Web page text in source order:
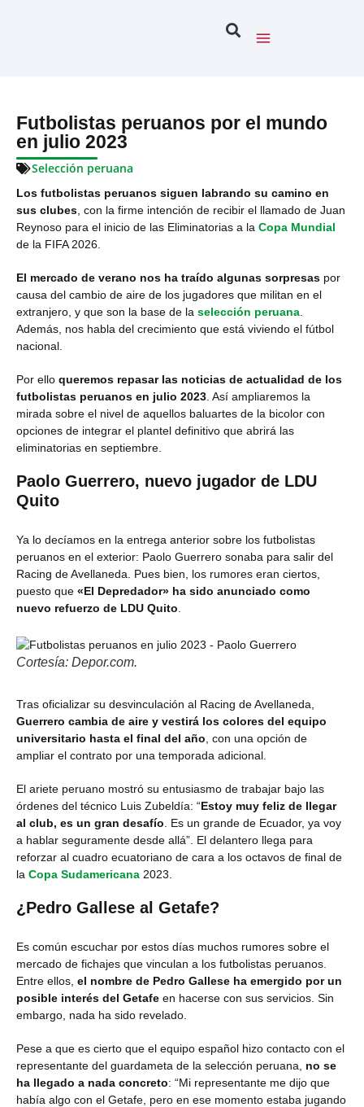
Futbolistas peruanos por el mundo
en julio 2023
Selección peruana
Los futbolistas peruanos siguen labrando su camino en
sus clubes , con la firme intención de recibir el llamado de Juan
Reynoso para el inicio de las Eliminatorias a la Copa Mundial
de la FIFA 2026.
El mercado de verano nos ha traído algunas sorpresas por
causa del cambio de aire de los jugadores que militan en el
extranjero, y que son la base de la selección peruana
Además, nos habla del crecimiento que está viviendo el fútbol
nacional.
Por ello queremos repasar las noticias de actualidad de los
futbolistas peruanos en julio 2023 . Así ampliaremos la
mirada sobre el nivel de aquellos baluartes de la bicolor con
opciones de integrar el plantel definitivo que abrirá las
eliminatorias en septiembre.
Paolo Guerrero, nuevo jugador de LDU
Quito
Ya lo decíamos en la entrega anterior sobre los futbolistas
peruanos en el exterior: Paolo Guerrero sonaba para salir del
Racing de Avellaneda. Pues bien, los rumores eran ciertos,
puesto que «El Depredador» ha sido anunciado como
nuevo refuerzo de LDU Quito
Cortesía: Depor.com.
Tras oficializar su desvinculación al Racing de Avellaneda,
Guerrero cambia de aire y vestirá los colores del equipo
universitario hasta el final del año , con una opción de
ampliar el contrato por una temporada adicional.
El ariete peruano mostró su entusiasmo de trabajar bajo las
órdenes del técnico Luis Zubeldía: “Estoy muy feliz de llegar
al club, es un gran desafío . Es un grande de Ecuador, ya voy
a hablar seguramente desde allá”. El delantero llega para
reforzar al cuadro ecuatoriano de cara a los octavos de final de
la Copa Sudamericana 2023.
¿Pedro Gallese al Getafe?
Es común escuchar por estos días muchos rumores sobre el
mercado de fichajes que vinculan a los futbolistas peruanos.
Entre ellos, el nombre de Pedro Gallese ha emergido por un
posible interés del Getafe en hacerse con sus servicios. Sin
embargo, nada ha sido revelado.
Pese a que es cierto que el equipo español hizo contacto con el
representante del guardameta de la selección peruana, no se
ha llegado a nada concreto: “Mi representante me dijo que
había algo con el Getafe, pero en ese momento estaba jugando